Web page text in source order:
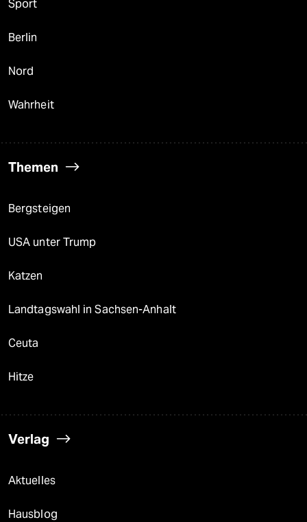
Sport
Berlin
Nord
Wahrheit
Themen
Bergsteigen
USA unter Trump
Katzen
Landtagswahl in Sachsen-Anhalt
Ceuta
Hitze
Verlag
Aktuelles
Hausblog